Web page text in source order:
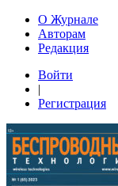
О Журнале
Авторам
Редакция
Войти
|
Регистрация